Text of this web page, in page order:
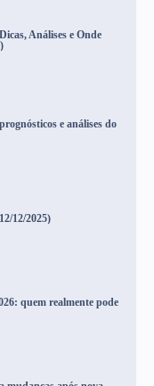
Análises e Onde
e análises do
12/2025)
quem realmente pode